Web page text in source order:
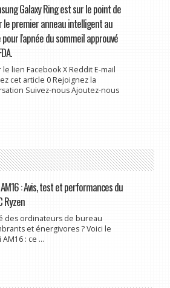
Galaxy Ring est sur le point de
le premier anneau intelligent au
l'apnée du sommeil approuvé
le lien Facebook X Reddit E-mail
cet article 0 Rejoignez la
Suivez-nous Ajoutez-nous
: Avis, test et performances du
Ryzen
des ordinateurs de bureau
et énergivores ? Voici le
AM16 : ce ...